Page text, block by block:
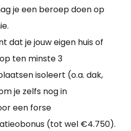
je een beroep doen op
dat je jouw eigen huis of
ten minste 3
isoleert (o.a. dak,
je zelfs nog in
een forse
(tot wel €4.750).